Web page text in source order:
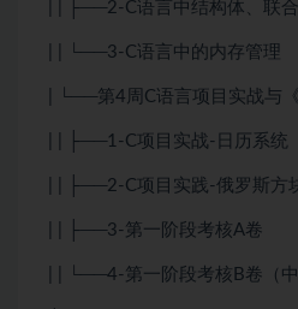
| | ├──2-C语言中结构体、联
| | └──3-C语言中的内存管理
| └──第4周C语言项目实战与
| | ├──1-C项目实战-日历系统
| | ├──2-C项目实践-俄罗斯方
| | ├──3-第一阶段考核A卷
| | └──4-第一阶段考核B卷（中